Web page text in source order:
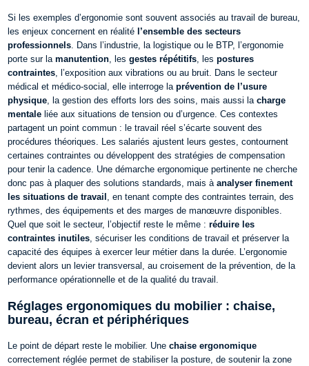
Si les exemples d’ergonomie sont souvent associés au travail de bureau,
les enjeux concernent en réalité l’ensemble des secteurs
professionnels. Dans l’industrie, la logistique ou le BTP, l’ergonomie
porte sur lamanutention, lesgestes répétitifs, lespostures
contraintes, l’exposition aux vibrations ou au bruit. Dans le secteur
médical et médico-social, elle interroge laprévention de l’usure
physique, la gestion des efforts lors des soins, mais aussi lacharge
mentale liée aux situations de tension ou d’urgence. Ces contextes
partagent un point commun : le travail réel s’écarte souvent des
procédures théoriques. Les salariés ajustent leurs gestes, contournent
certaines contraintes ou développent des stratégies de compensation
pour tenir la cadence. Une démarche ergonomique pertinente ne cherche
donc pas à plaquer des solutions standards, mais àanalyser finement
les situations de travail , en tenant compte des contraintes terrain, des
rythmes, des équipements et des marges de manœuvre disponibles.
Quel que soit le secteur, l’objectif reste le même :réduire les
contraintes inutiles, sécuriser les conditions de travail et préserver la
capacité des équipes à exercer leur métier dans la durée. L’ergonomie
devient alors un levier transversal, au croisement de la prévention, de la
performance opérationnelle et de la qualité du travail.
Réglages ergonomiques du mobilier : chaise,
bureau, écran et périphériques
Le point de départ reste le mobilier. Unechaise ergonomique
correctement réglée permet de stabiliser la posture, de soutenir la zone